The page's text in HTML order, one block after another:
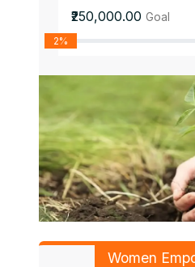
₹250,000.00 Goal
2%
Women